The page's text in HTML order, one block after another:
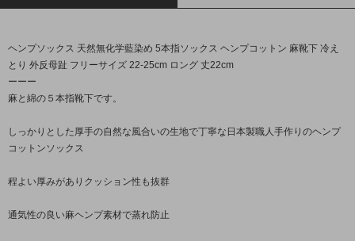
ヘンプソックス 天然無化学藍染め 5本指ソックス ヘンプコットン 麻靴下 冷え
とり 外反母趾 フリーサイズ 22-25cm ロング 丈22cm
ーーー
麻と綿の５本指靴下です。
しっかりとした厚手の自然な風合いの生地で丁寧な日本製職人手作りのヘンプ
コットンソックス
程よい厚みがありクッション性も抜群
通気性の良い麻ヘンプ素材で蒸れ防止